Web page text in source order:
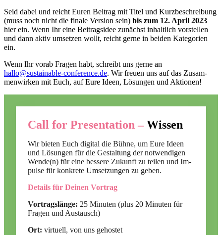
Seid da­bei und reicht Eu­ren Bei­trag mit Ti­tel und Kurz­be­schrei­bung
(muss noch nicht die fi­nale Ver­sion sein) bis zum 12. April 2023
hier ein. Wenn Ihr eine Bei­trags­idee zu­nächst in­halt­lich vor­stel­len
und dann ak­tiv um­set­zen wollt, reicht gerne in bei­den Ka­te­go­rien
ein.
Wenn Ihr vorab Fra­gen habt, schreibt uns gerne an
hallo@sustainable-conference.de. Wir freuen uns auf das Zu­sam­
men­wir­ken mit Euch, auf Eure Ideen, Lö­sun­gen und Ak­tio­nen!
Call for Presentation –Wissen
Wir bie­ten Euch di­gi­tal die Bühne, um Eure Ideen
und Lö­sun­gen für die Ge­stal­tung der not­wen­di­gen
Wende(n) für eine bes­sere Zu­kunft zu tei­len und Im­
pulse für kon­krete Um­set­zun­gen zu ge­ben.
Details für Deinen Vortrag
Vor­trags­länge: 25 Mi­nu­ten (plus 20 Mi­nu­ten für
Fra­gen und Aus­tausch)
Ort: vir­tu­ell, von uns ge­hos­tet